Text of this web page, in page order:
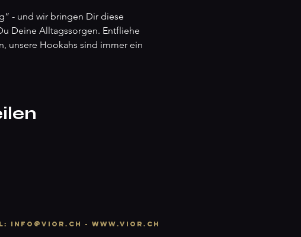
- und wir bringen Dir diese
Deine Alltagssorgen. Entfliehe
unsere Hookahs sind immer ein
info @vior.ch - www.vior.ch